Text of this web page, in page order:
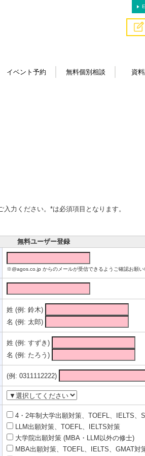
イベント予約 無料個別相談 資
力ください。*は必須項目となります。
無料ユーザー登録
※@agos.co.jp からのメールが受信できるようご確認お願い
姓 (例: 鈴木)
名 (例: 太郎)
姓 (例: すずき)
名 (例: たろう)
(例: 0311112222)
4・2年制大学出願対策、TOEFL、IELTS、
LLM出願対策、TOEFL、IELTS対策
大学院出願対策 (MBA・LLM以外の修士)
MBA出願対策、TOEFL、IELTS、GMAT対